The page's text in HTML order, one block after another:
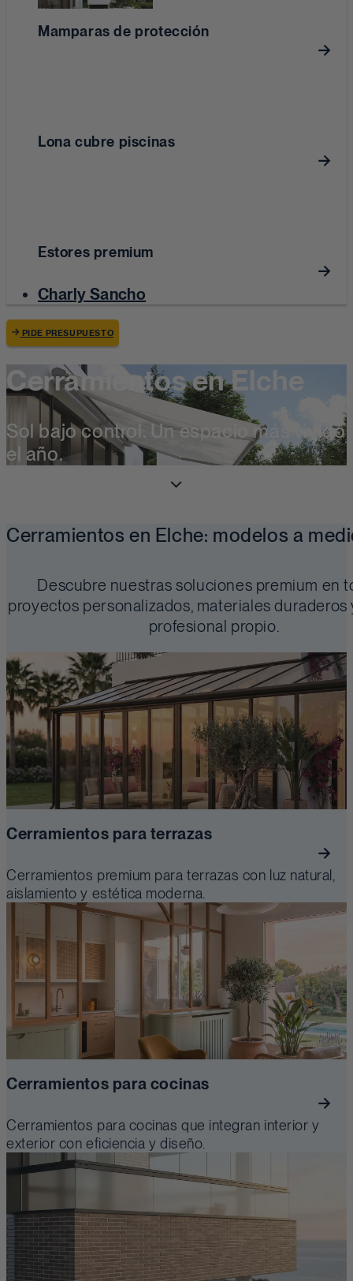
Mamparas de protección
Lona cubre piscinas
Estores premium
Charly Sancho
PIDE PRESUPUESTO
Cerramientos en Elche
Sol bajo control. Un espacio más vivido
el año.
Cerramientos en Elche: modelos a
Descubre nuestras soluciones premium en
proyectos personalizados, materiales duraderos
profesional propio.
Cerramientos para terrazas
Cerramientos premium para terrazas con luz natural,
aislamiento y estética moderna.
Cerramientos para cocinas
Cerramientos para cocinas que integran interior y
exterior con eficiencia y diseño.